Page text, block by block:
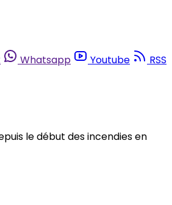
Whatsapp Youtube RSS
le début des incendies en